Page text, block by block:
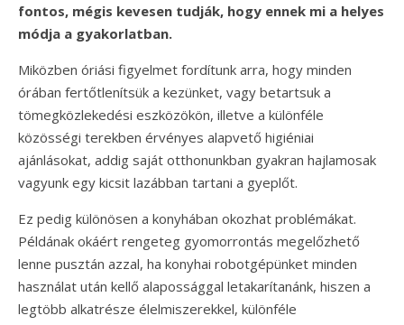
fontos, mégis kevesen tudják, hogy ennek mi a helyes
módja a gyakorlatban.
Miközben óriási figyelmet fordítunk arra, hogy minden
órában fertőtlenítsük a kezünket, vagy betartsuk a
tömegközlekedési eszközökön, illetve a különféle
közösségi terekben érvényes alapvető higiéniai
ajánlásokat, addig saját otthonunkban gyakran hajlamosak
vagyunk egy kicsit lazábban tartani a gyeplőt.
Ez pedig különösen a konyhában okozhat problémákat.
Példának okáért rengeteg gyomorrontás megelőzhető
lenne pusztán azzal, ha konyhai robotgépünket minden
használat után kellő alapossággal letakarítanánk, hiszen a
legtöbb alkatrésze élelmiszerekkel, különféle